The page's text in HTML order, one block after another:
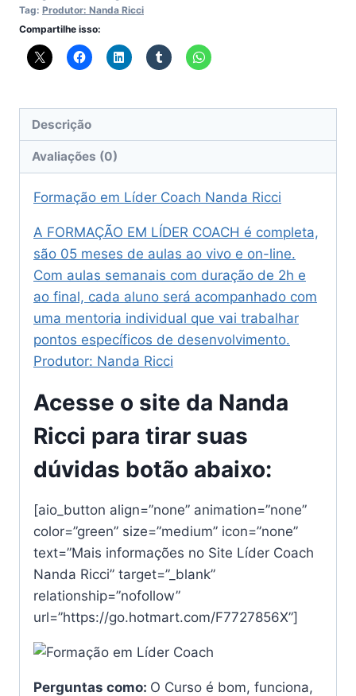
Tag: Produtor: Nanda Ricci
Compartilhe isso:
Descrição
Avaliações (0)
Formação em Líder Coach Nanda Ricci
A FORMAÇÃO EM LÍDER COACH é completa,
são 05 meses de aulas ao vivo e on-line.
Com aulas semanais com duração de 2h e
ao final, cada aluno será acompanhado com
uma mentoria individual que vai trabalhar
pontos específicos de desenvolvimento.
Produtor: Nanda Ricci
Acesse o site da Nanda
Ricci para tirar suas
dúvidas botão abaixo:
[aio_button align=”none” animation=”none”
color=”green” size=”medium” icon=”none”
text=”Mais informações no Site Líder Coach
Nanda Ricci” target=”_blank”
relationship=”nofollow”
url=”https://go.hotmart.com/F7727856X”]
Perguntas como: O Curso é bom, funciona,